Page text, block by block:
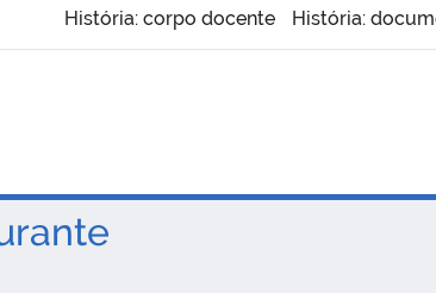
História: corpo docente História: